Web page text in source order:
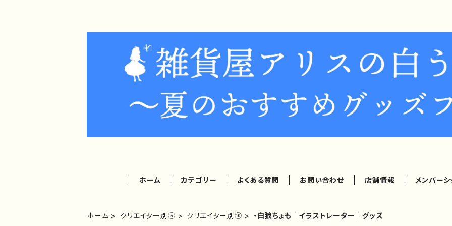
ホーム カテゴリー よくある質問 お問い合わせ 店舗情報 メンバーシ
ホーム クリエイター別⑤ クリエイター別⑩ ・白狼ちょも｜イラストレーター｜グッズ